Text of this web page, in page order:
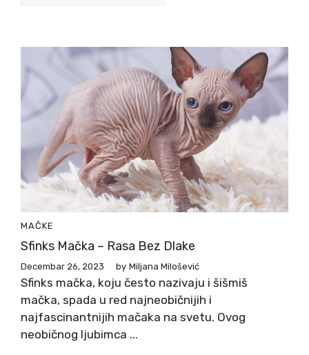
MAČKE
Sfinks Mačka – Rasa Bez Dlake
Decembar 26, 2023 by Miljana Milošević
Sfinks mačka, koju često nazivaju i šišmiš
mačka, spada u red najneobičnijih i
najfascinantnijih mačaka na svetu. Ovog
neobičnog ljubimca ...